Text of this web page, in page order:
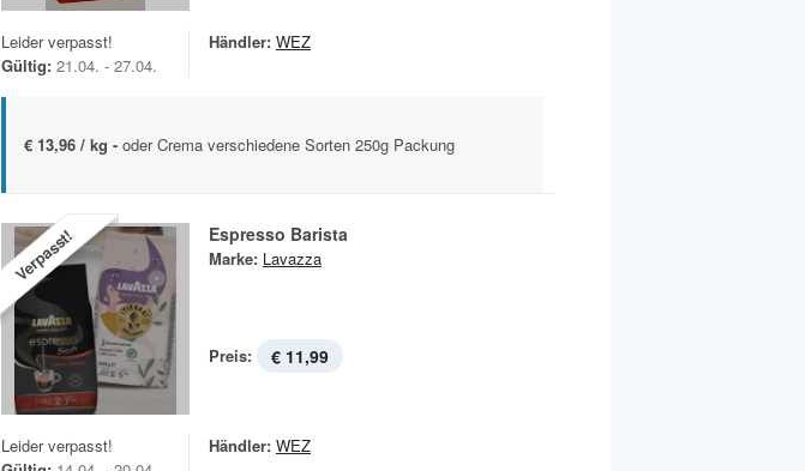
Leider verpasst!
Gültig: 21.04. - 27.04.
Händler: WEZ
€ 13,96 / kg - oder Crema verschiedene Sorten 250g Packung
Verpasst! Espresso Barista
Marke: Lavazza
Preis: € 11,99
Leider verpasst!
Händler: WEZ